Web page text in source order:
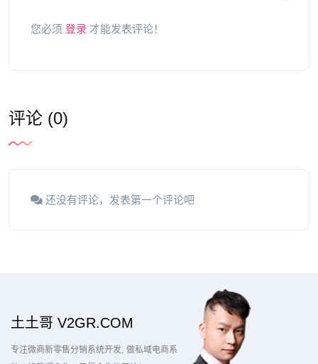
您必须 登录 才能发表评论！
评论 (0)
还没有评论，发表第一个评论吧
土土哥 V2GR.COM
专注微商新零售分销系统开发 做私域电商系